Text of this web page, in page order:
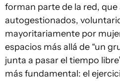
forman parte de la red, que
autogestionados,
mayoritariamente por
espacios más allá de “un
junta a pasar el tiempo
más fundamental: el